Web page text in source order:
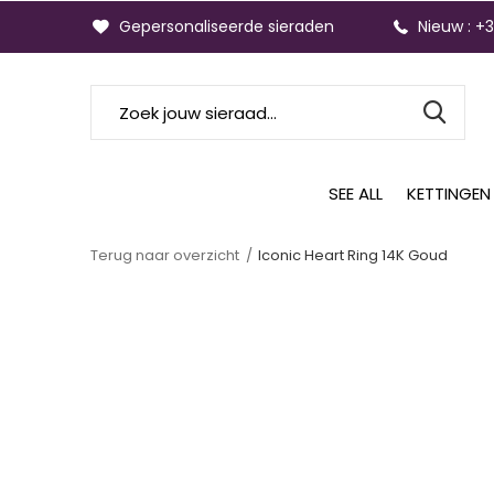
SEE ALL KETTINGEN
Gepersonaliseerde sieraden Nieuw :
Terug naar overzicht Iconic Heart Ring 14K Goud